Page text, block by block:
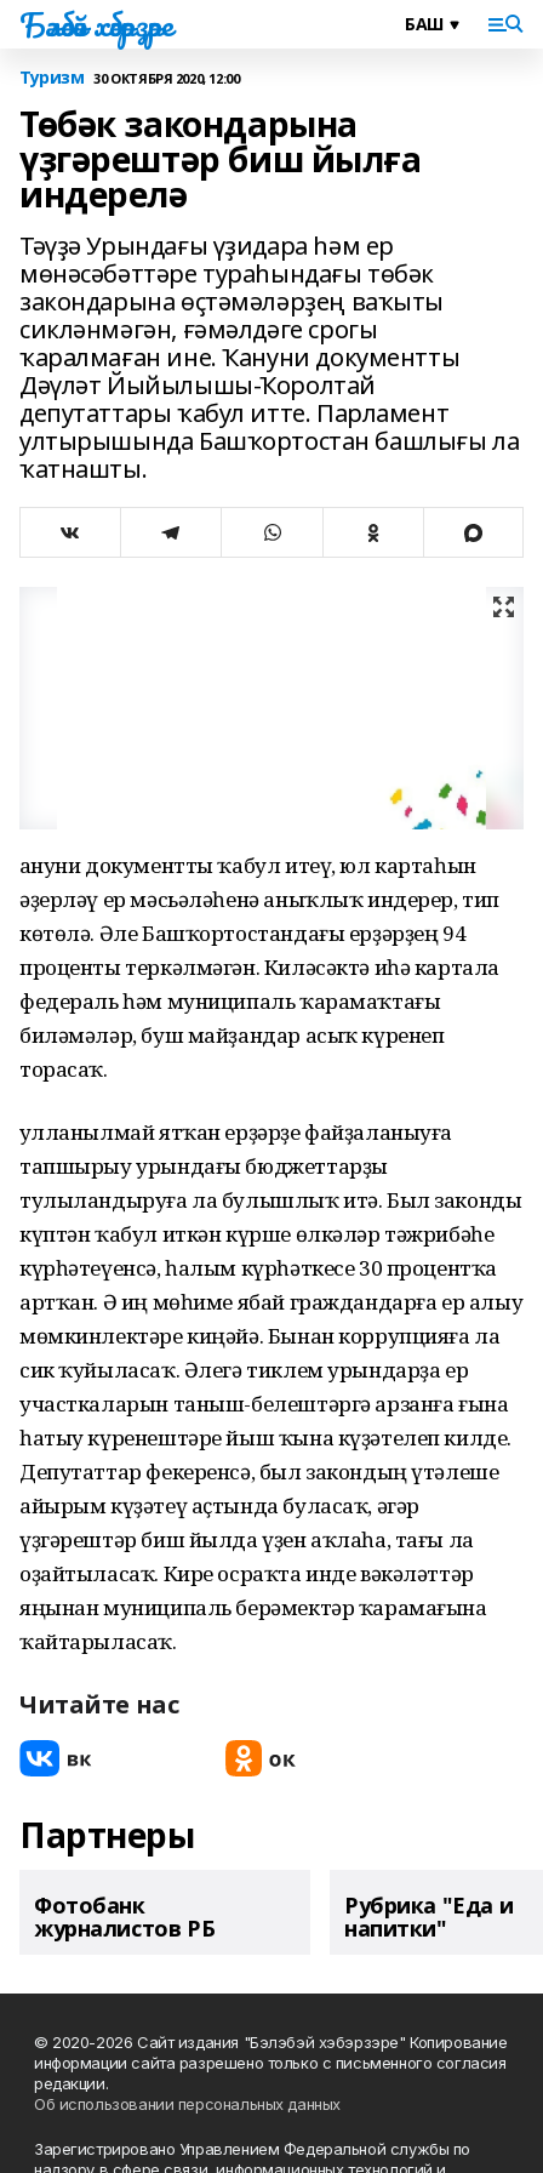
Бәләбәй хәбәрҙәре
Туризм 30 ОКТЯБРЯ 2020, 12:00
Төбәк закондарына
үҙгәрештәр биш йылға
индерелә
Тәүҙә Урындағы үҙидара һәм ер
мөнәсәбәттәре тураһындағы төбәк
закондарына өҫтәмәләрҙең ваҡыты
сикләнмәгән, ғәмәлдәге срогы
ҡаралмаған ине. Ҡануни документты
Дәүләт Йыйылышы-Ҡоролтай
депутаттары ҡабул итте. Парламент
ултырышында Башҡортостан башлығы ла
ҡатнашты.
Ҡануни документты ҡабул итеү, юл картаһын
әҙерләү ер мәсьәләһенә аныҡлыҡ индерер, тип
көтөлә. Әле Башҡортостандағы ерҙәрҙең 94
проценты теркәлмәгән. Киләсәктә иһә картала
федераль һәм муниципаль ҡарамаҡтағы
биләмәләр, буш майҙандар асыҡ күренеп
торасаҡ.
Ҡулланылмай ятҡан ерҙәрҙе файҙаланыуға
тапшырыу урындағы бюджеттарҙы
тулыландыруға ла булышлыҡ итә. Был законды
күптән ҡабул иткән күрше өлкәләр тәжрибәһе
күрһәтеүенсә, һалым күрһәткесе 30 процентҡа
артҡан. Ә иң мөһиме ябай граждандарға ер алыу
мөмкинлектәре киңәйә. Бынан коррупцияға ла
сик ҡуйыласаҡ. Әлегә тиклем урындарҙа ер
участкаларын таныш-белештәргә арзанға ғына
һатыу күренештәре йыш ҡына күҙәтелеп килде.
Депутаттар фекеренсә, был закондың үтәлеше
айырым күҙәтеү аҫтында буласаҡ, әгәр
үҙгәрештәр биш йылда үҙен аҡлаһа, тағы ла
оҙайтыласаҡ. Кире осраҡта инде вәкәләттәр
яңынан муниципаль берәмектәр ҡарамағына
ҡайтарыласаҡ.
Читайте нас
Партнеры
Фотобанк
журналистов РБ
Рубрика "Еда и
напитки"
© 2020-2026 Сайт издания "Бэлэбэй хэбэрзэре" Копирование
информации сайта разрешено только с письменного согласия
редакции.
Об использовании персональных данных
Зарегистрировано Управлением Федеральной службы по